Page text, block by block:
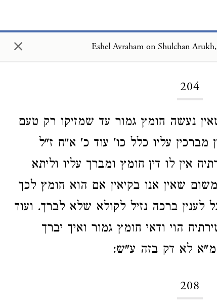
× Eshel Avraham on Shulchan
204
נעשה חומץ גמור עד שמזיקו רק טעם
מברכין עליו כלל כו' עוד כ' א"ח ז"ל
אין לו דין חומץ ומברך עליו וליתא
שאין אנו בקיאין אם הוא חומץ לכך
לענין ברכה נזיל לקולא שלא לברך. ועוד
הוי ודאי חומץ גמור ואיך יברך
מ"א לא דק בזה ע"ש:
208